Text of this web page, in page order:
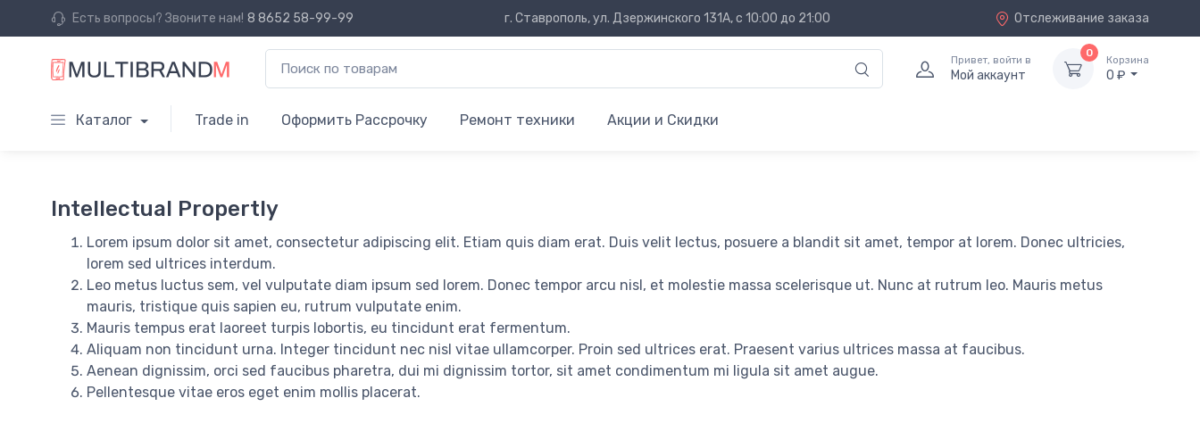
Есть вопросы? Звоните нам! 8 8652 58-99-99 г. Ставрополь, ул. Дзержинского 131А, с 10:00 до 21:00 Отслеживание заказа
Привет, войти в
Мой аккаунт
0
Корзина
0 ₽
Каталог Trade in Оформить Рассрочку Ремонт техники Акции и Скидки
Intellectual Propertly
Lorem ipsum dolor sit amet, consectetur adipiscing elit. Etiam quis diam erat. Duis velit lectus, posuere a blandit sit amet, tempor at lorem. Donec ultricies,
lorem sed ultrices interdum.
Leo metus luctus sem, vel vulputate diam ipsum sed lorem. Donec tempor arcu nisl, et molestie massa scelerisque ut. Nunc at rutrum leo. Mauris metus
mauris, tristique quis sapien eu, rutrum vulputate enim.
Mauris tempus erat laoreet turpis lobortis, eu tincidunt erat fermentum.
Aliquam non tincidunt urna. Integer tincidunt nec nisl vitae ullamcorper. Proin sed ultrices erat. Praesent varius ultrices massa at faucibus.
Aenean dignissim, orci sed faucibus pharetra, dui mi dignissim tortor, sit amet condimentum mi ligula sit amet augue.
Pellentesque vitae eros eget enim mollis placerat.